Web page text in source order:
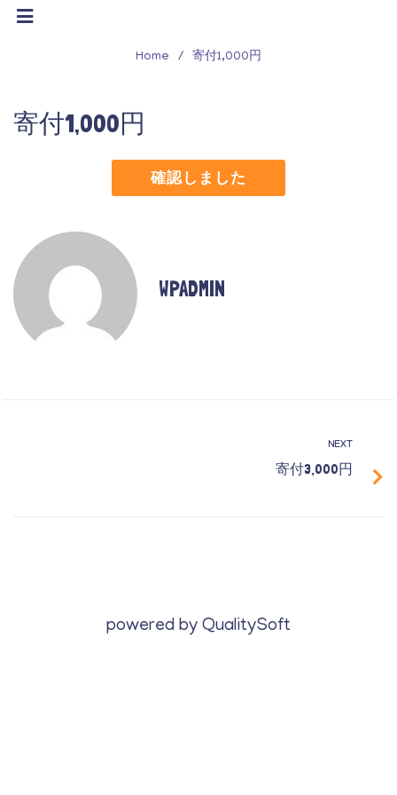
Home / 寄付1,000円
寄付1,000円
確認しました
WPADMIN
NEXT
寄付3,000円
powered by QualitySoft